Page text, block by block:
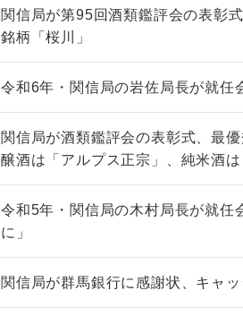
関信局が第95回酒類鑑評会の表彰
銘柄「桜川」
令和6年・関信局の岩佐局長が就任
関信局が酒類鑑評会の表彰式、最
醸酒は「アルプス正宗」、純米酒は
令和5年・関信局の木村局長が就任
に」
関信局が群馬銀行に感謝状、キャ
非上場
例（令